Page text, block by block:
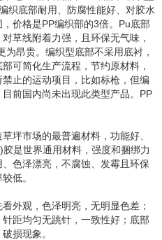
织底部耐用、防腐性能好、对胶水
价格是PP编织部的3倍。Pu底部
草线附着力强，且环保无气味，
昂贵。编织型底部不采用底衬，
可简化生产流程，节约原材料，
止的运动项目，比如标枪，但编
前国内尚未出现此类型产品。PP
坪市场的最普遍材料，功能好、
是世界通用材料，强度和捆绑力
色泽漂亮，不腐蚀、发霉且环保
低。
外观，色泽明亮，无明显色差；
距均匀无跳针，一致性好；底部
损现象。